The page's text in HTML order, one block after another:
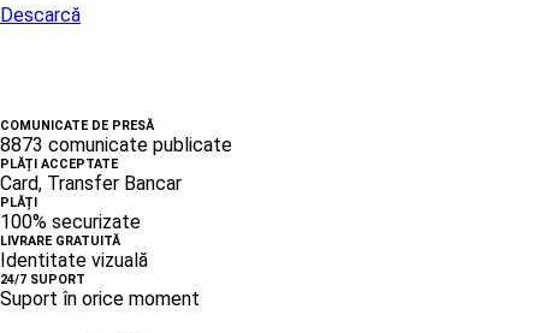
Descarcă
COMUNICATE DE PRESĂ
8873 comunicate publicate
PLĂȚI ACCEPTATE
Card, Transfer Bancar
PLĂȚI
100% securizate
LIVRARE GRATUITĂ
Identitate vizuală
24/7 SUPORT
Suport în orice moment